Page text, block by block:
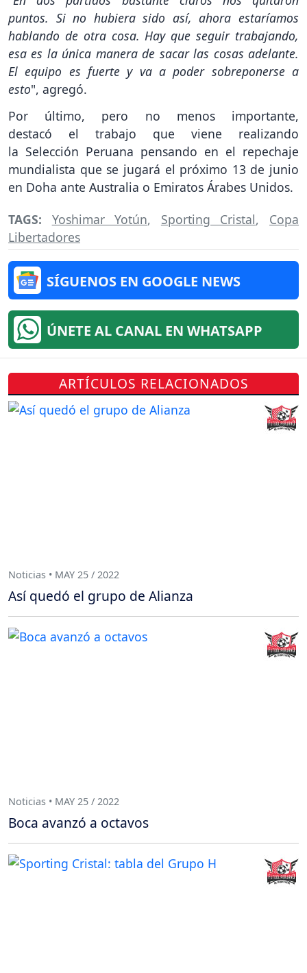
puntos. Si no hubiera sido así, ahora estaríamos
hablando de otra cosa. Hay que seguir trabajando,
esa es la única manera de sacar las cosas adelante.
El equipo es fuerte y va a poder sobreponerse a
esto", agregó.
Por último, pero no menos importante,
destacó el trabajo que viene realizando
la Selección Peruana pensando en el repechaje
mundialista que se jugará el próximo 13 de junio
en Doha ante Australia o Emiratos Árabes Unidos.
TAGS: Yoshimar Yotún, Sporting Cristal, Copa
Libertadores
SÍGUENOS EN GOOGLE NEWS
ÚNETE AL CANAL EN WHATSAPP
ARTÍCULOS RELACIONADOS
Noticias • MAY 25 / 2022
Así quedó el grupo de Alianza
Noticias • MAY 25 / 2022
Boca avanzó a octavos